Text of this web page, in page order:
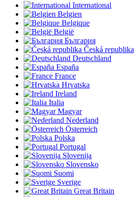
International
Belgien
Belgique
België
България
Česká republika
Deutschland
España
France
Hrvatska
Ireland
Italia
Magyar
Nederland
Österreich
Polska
Portugal
Slovenija
Slovensko
Suomi
Sverige
Great Britain